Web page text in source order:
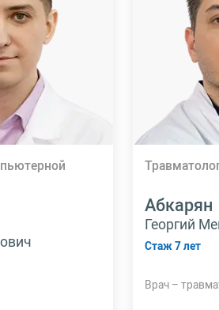
Абкарян
Георгий
Стаж 7 лет
Врач –